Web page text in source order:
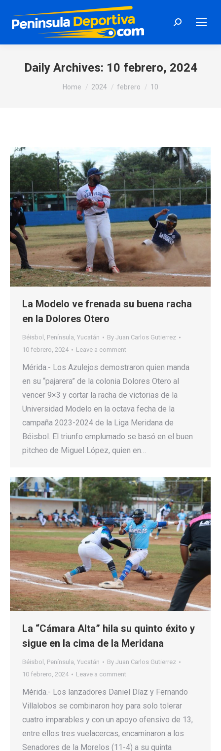
Search:
Daily Archives: 10 febrero, 2024
You are here:
Home 2024 febrero 10
La Modelo ve frenada su buena racha
en la Dolores Otero
Béisbol , Península, Yucatán By Juan Carlos Gutierrez
10 febrero, 2024
Leave a comment
Mérida.- Los Azulejos demostraron quien manda
en su “pajarera” de la colonia Dolores Otero al
vencer 9×3 y cortar la racha de victorias de la
Universidad Modelo en la octava fecha de la
campaña 2023-2024 de la Liga Meridana de
Béisbol. El triunfo emplumado se basó en el buen
pitcheo de Miguel López, quien en…
La “Cámara Alta” hila su quinto éxito y
sigue en la cima de la Meridana
Béisbol , Península, Yucatán By Juan Carlos Gutierrez
10 febrero, 2024
Leave a comment
Mérida.- Los lanzadores Daniel Díaz y Fernando
Villalobos se combinaron hoy para solo tolerar
cuatro imparables y con un apoyo ofensivo de 13,
entre ellos tres vuelacercas, encaminaron a los
Senadores de la Morelos (11-4) a su quinta